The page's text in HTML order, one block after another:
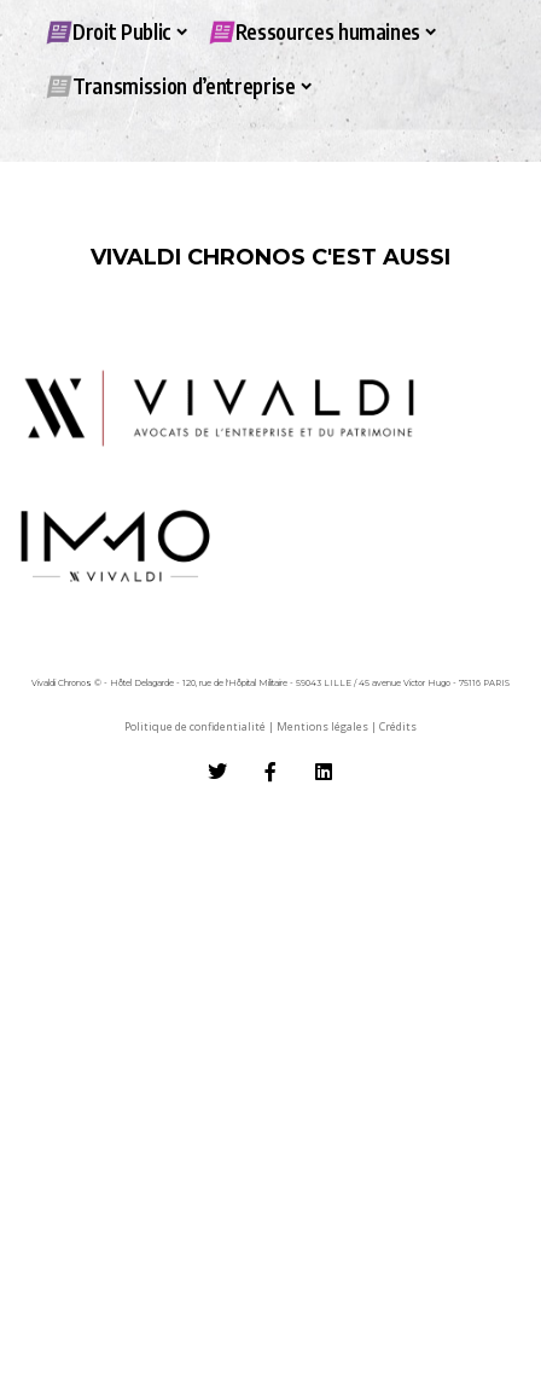
Droit Public Ressources humaines
Transmission d’entreprise
VIVALDI CHRONOS C'EST AUSSI
Vivaldi Chronos © - Hôtel Delagarde - 120, rue de l'Hôpital Militaire - 59043 LILLE / 45 avenue Victor Hugo - 75116 PARIS
Politique de confidentialité | Mentions légales | Crédits